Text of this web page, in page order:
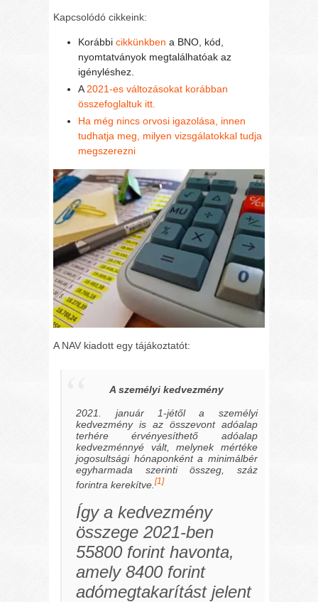
Kapcsolódó cikkeink:
Korábbicikkünkben a BNO, kód,
nyomtatványok megtalálhatóak az
igényléshez.
A 2021-es változásokat korábban
összefoglaltuk itt.
Ha még nincs orvosi igazolása, innen
tudhatja meg, milyen vizsgálatokkal tudja
megszerezni
A NAV kiadott egy tájákoztatót:
A személyi kedvezmény
2021. január 1-jétől a személyi
kedvezmény is az összevont adóalap
terhére érvényesíthető adóalap
kedvezménnyé vált, melynek mértéke
jogosultsági hónaponként a minimálbér
egyharmada szerinti összeg, száz
forintra kerekítve.[1]
Így a kedvezmény
összege 2021-ben
55800 forint havonta,
amely 8400 forint
adómegtakarítást jelent